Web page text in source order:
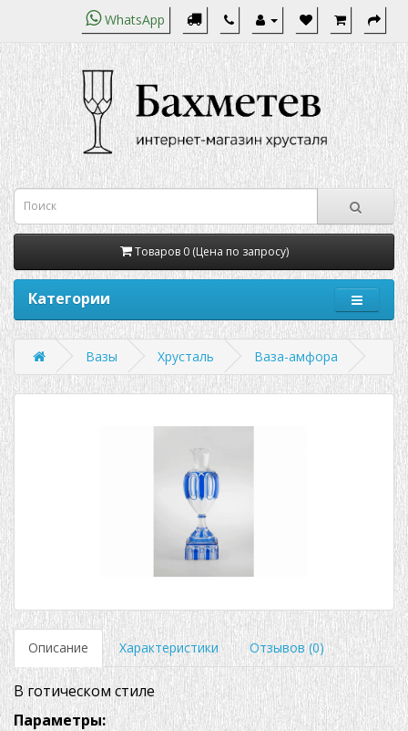
WhatsApp
Товаров 0 (Цена по запросу)
Категории
Вазы Хрусталь Ваза-амфора
Описание Характеристики Отзывов (0)
В готическом стиле
Параметры: